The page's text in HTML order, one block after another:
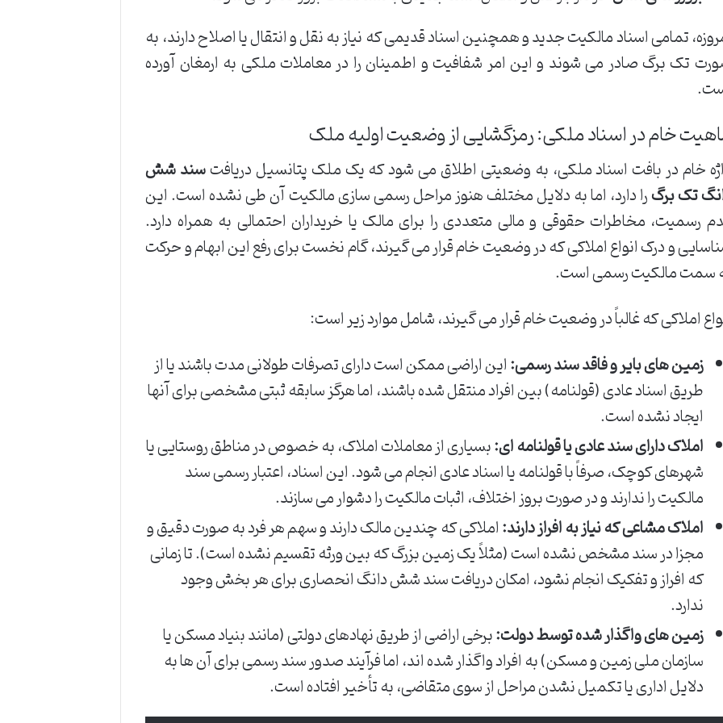
تمامی اسناد مالکیت جدید و همچنین اسناد قدیمی که نیاز به نقل و انتقال یا اصلاح دارند، به
تک برگ صادر می شوند و این امر شفافیت و اطمینان را در معاملات ملکی به ارمغان آورده
خام در اسناد ملکی: رمزگشایی از وضعیت اولیه ملک
خام در بافت اسناد ملکی، به وضعیتی اطلاق می شود که یک ملک پتانسیل دریافتسند شش
تک برگرا دارد، اما به دلایل مختلف هنوز مراحل رسمی سازی مالکیت آن طی نشده است. این
رسمیت، مخاطرات حقوقی و مالی متعددی را برای مالک یا خریداران احتمالی به همراه دارد.
و درک انواع املاکی که در وضعیت خام قرار می گیرند، گام نخست برای رفع این ابهام و حرکت
سمت مالکیت رسمی است.
املاکی که غالباً در وضعیت خام قرار می گیرند، شامل موارد زیر است:
زمین های بایر و فاقد سند رسمی:این اراضی ممکن است دارای تصرفات طولانی مدت باشند یا از
طریق اسناد عادی (قولنامه) بین افراد منتقل شده باشند، اما هرگز سابقه ثبتی مشخصی برای آنها
ایجاد نشده است.
املاک دارای سند عادی یا قولنامه ای:بسیاری از معاملات املاک، به خصوص در مناطق روستایی یا
شهرهای کوچک، صرفاً با قولنامه یا اسناد عادی انجام می شود. این اسناد، اعتبار رسمی سند
مالکیت را ندارند و در صورت بروز اختلاف، اثبات مالکیت را دشوار می سازند.
املاک مشاعی که نیاز به افراز دارند:املاکی که چندین مالک دارند و سهم هر فرد به صورت دقیق و
مجزا در سند مشخص نشده است (مثلاً یک زمین بزرگ که بین ورثه تقسیم نشده است). تا زمانی
که افراز و تفکیک انجام نشود، امکان دریافت سند شش دانگ انحصاری برای هر بخش وجود
ندارد.
زمین های واگذار شده توسط دولت:برخی اراضی از طریق نهادهای دولتی (مانند بنیاد مسکن یا
سازمان ملی زمین و مسکن) به افراد واگذار شده اند، اما فرآیند صدور سند رسمی برای آن ها به
دلایل اداری یا تکمیل نشدن مراحل از سوی متقاضی، به تأخیر افتاده است.